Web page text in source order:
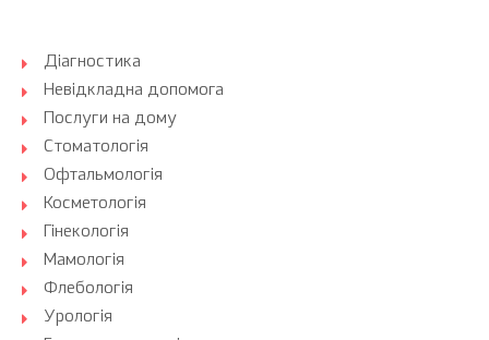
Діагностика
Невідкладна допомога
Послуги на дому
Стоматологія
Офтальмологія
Косметологія
Гінекологія
Мамологія
Флебологія
Урологія